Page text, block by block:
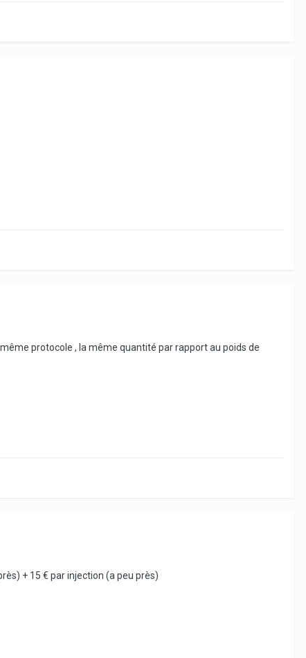
protocole , la même quantité par rapport au poids de
+ 15 € par injection (a peu près)